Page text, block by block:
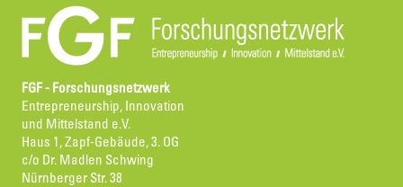
FGF - Forschungsnetzwerk
Entrepreneurship, Innovation
und Mittelstand e.V.
Haus 1, Zapf-Gebäude, 3. OG
c/o Dr. Madlen Schwing
Nürnberger Str. 38